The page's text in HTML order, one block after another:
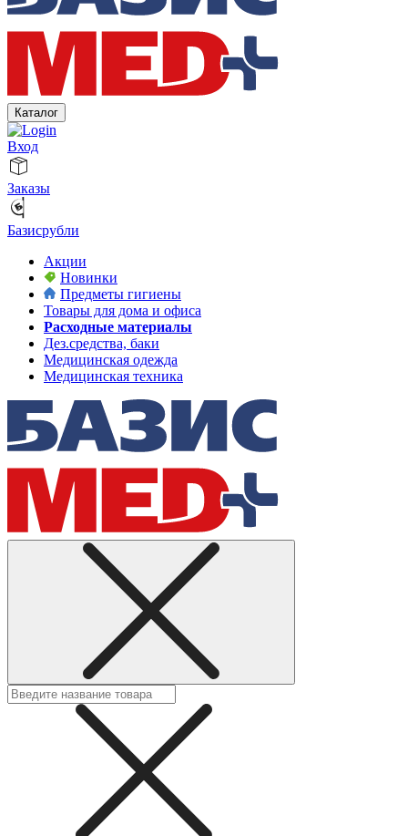
Каталог
Вход
Заказы
Базисрубли
Акции
Новинки
Предметы гигиены
Товары для дома и офиса
Расходные материалы
Дез.средства, баки
Медицинская одежда
Медицинская техника